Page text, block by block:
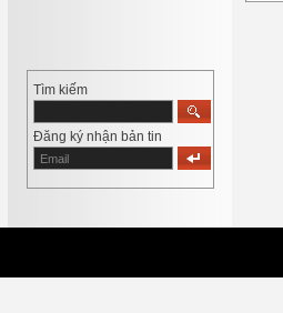
Tìm kiếm
Đăng ký nhận bản tin